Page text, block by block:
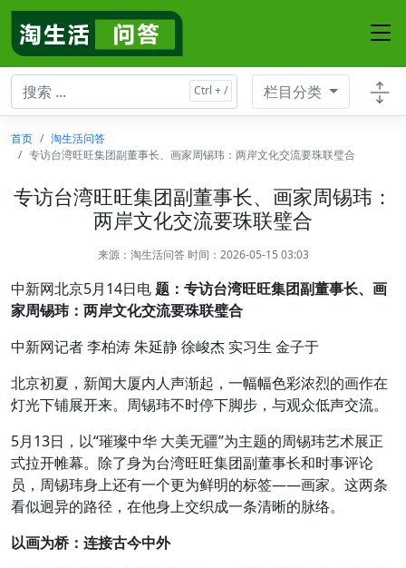
栏目分类
首页
淘生活问答
专访台湾旺旺集团副董事长、画家周锡玮：两岸文化交流要珠联璧合
专访台湾旺旺集团副董事长、画家周锡玮：
两岸文化交流要珠联璧合
来源： 淘生活问答 时间：2026-05-15 03:03
中新网北京5月14日电题：专访台湾旺旺集团副董事长、画
家周锡玮：两岸文化交流要珠联璧合
中新网记者 李柏涛 朱延静 徐峻杰 实习生 金子于
北京初夏，新闻大厦内人声渐起，一幅幅色彩浓烈的画作在
灯光下铺展开来。周锡玮不时停下脚步，与观众低声交流。
5月13日，以“璀璨中华 大美无疆”为主题的周锡玮艺术展正
式拉开帷幕。除了身为台湾旺旺集团副董事长和时事评论
员，周锡玮身上还有一个更为鲜明的标签——画家。这两条
看似迥异的路径，在他身上交织成一条清晰的脉络。
以画为桥：连接古今中外